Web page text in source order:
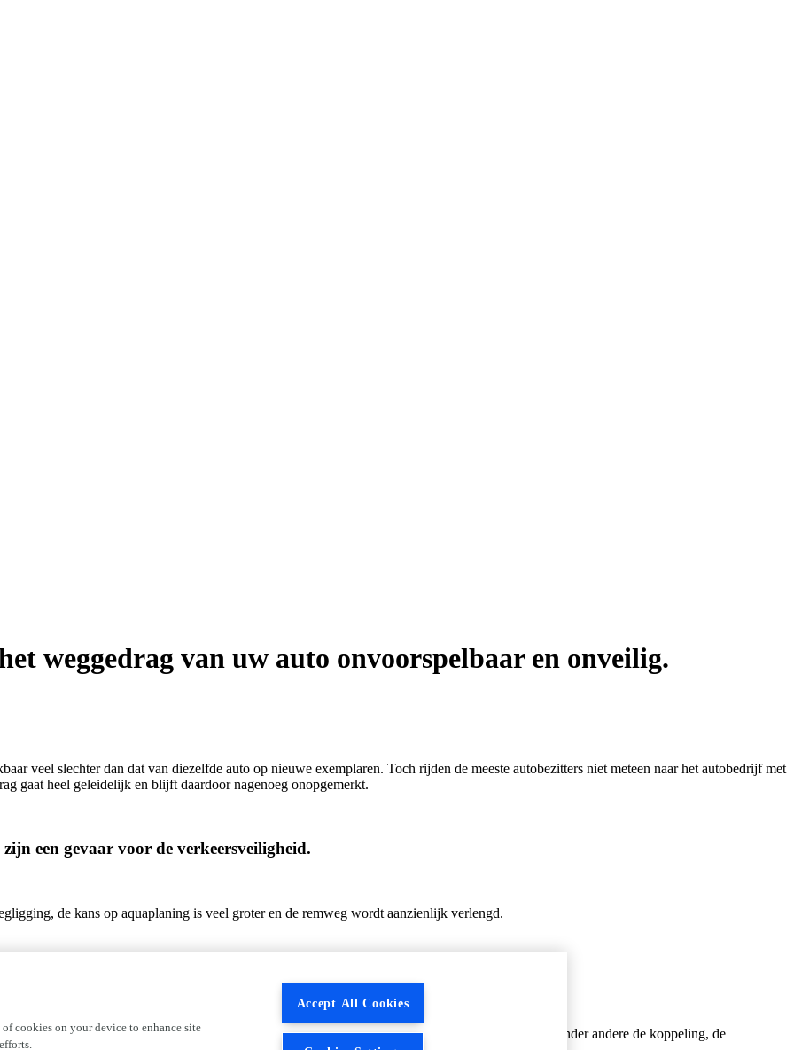
weggedrag van uw auto onvoorspelbaar en onveilig.
veel slechter dan dat van diezelfde auto op nieuwe exemplaren. Toch rijden de meeste autobezitters niet meteen naar het autobedrijf met
gaat heel geleidelijk en blijft daardoor nagenoeg onopgemerkt.
een gevaar voor de verkeersveiligheid.
de kans op aquaplaning is veel groter en de remweg wordt aanzienlijk verlengd.
wordt de hele auto aan extra trillingen blootgesteld. Dit heeft invloed op de levensduur van onder andere de koppeling, de
cookies on your device to enhance site
Accept All Cookies